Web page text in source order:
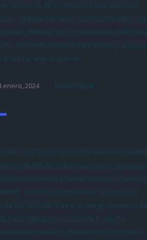
LA CUAL SE EXPIDEN LOS LINEAMIENTOS
– ADMINISTRATIVOS, LOS ESTÁNDARES Y
MÍNIMAS DEL PROGRAMA DE
– PAE PARA PUEBLOS INDÍGENAS» y en
con las etapas previas
enero, 2024 Read more
TELÉFONOS FIJOS DEPENDENCIAS
OBSERVACIONES Gerencia de
Alba Yaneth Estevez Secretaria General
Ruth Fabiola Murillo Parra Secretaria
607 8852388 Fanny Arciniega Secretaria de
607 8853231 Elsa Cedeño Fondo De
607 8854320 Elisabeth Pelayo Rentas